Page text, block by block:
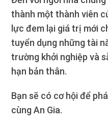
thành một thành viên
lực đem lại giá trị mới
tuyển dụng những tài
trường khởi nghiệp và
hạn bản thân.
Bạn sẽ có cơ hội để
cùng An Gia.